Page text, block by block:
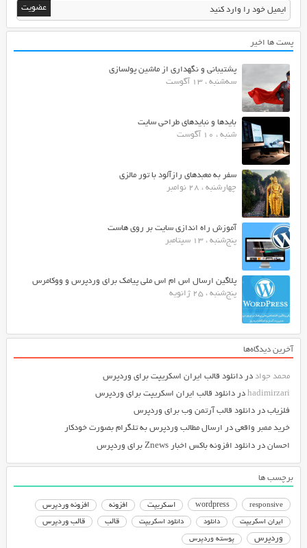
پست ها اخیر
پشتیبانی و نگهداری از ماشین پولسازی
سه‌شنبه ، 13 آگوست
بایدها و نبایدهای طراحی سایت
شنبه ، 10 آگوست
سفر به معبدهای رازآلود با تور مالزی
چهارشنبه ، 28 نوامبر
آموزش راه اندازی سایت بر روی هاست
پنج‌شنبه ، 13 سپتامبر
پلاگین ارسال اس ام اس ملی پیامک برای وردپرس و ووکامرس
پنج‌شنبه ، 25 ژانویه
آخرین دیدگاه‌ها
محمد جواددر دانلود قالب ایران اسکریپت برای وردپرس
hadimirzariدر دانلود قالب ایران اسکریپت برای وردپرس
فلزیابدر دانلود قالب آرتمن وب برای وردپرس
خرید ممبر واقعیدر ارسال مطالب وردپرس به تلگرام بصورت خودکار
احساندر دانلود افزونه باکس اخبار Znews برای وردپرس
برچسب ها
responsive
wordpress اسکریپت افزونه افزونه وردپرس
ایران اسکریپت دانلود دانلود اسکریپت قالب قالب وردپرس
وردپرس پوسته وردپرس